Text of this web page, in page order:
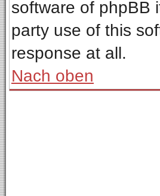
software of phpBB
party use of this
response at all.
Nach oben